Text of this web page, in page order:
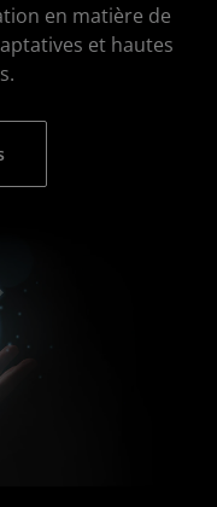
en matière de
et hautes